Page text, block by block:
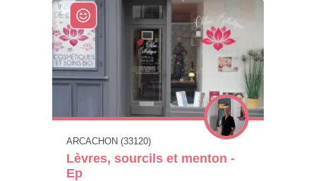
ARCACHON (33120)
Lèvres, sourcils et menton -
Ep